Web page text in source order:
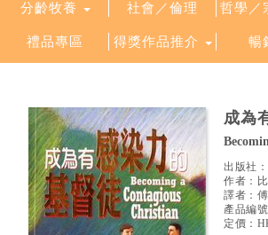
分齡牧養 社會／倫理 哲學／
禮品專區 得獎作品推介 暢
成為
出版社：
作者：
譯者：
產品編號
定價：